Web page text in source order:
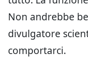
Non andrebbe
divulgatore
comportarci.